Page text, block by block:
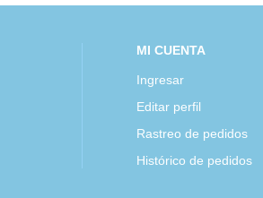
MI CUENTA
Ingresar
Editar perfil
Rastreo de pedidos
Histórico de pedidos